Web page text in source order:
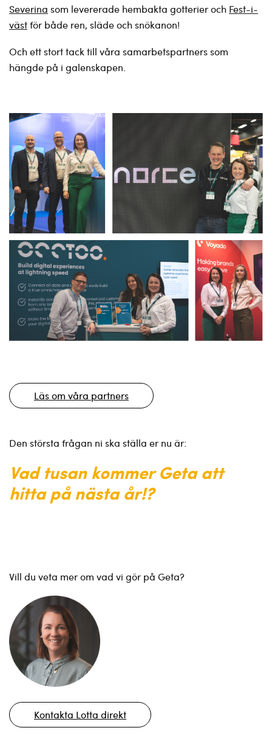
Severina som levererade hembakta gotterier och Fest-i-
västför både ren, släde och snökanon!
Och ett stort tack till våra samarbetspartners som
hängde på i galenskapen.
Läs om våra partners
Den största frågan ni ska ställa er nu är:
Vad tusan kommer Geta att
hitta på nästa år!?
Vill du veta mer om vad vi gör på Geta?
Kontakta Lotta direkt